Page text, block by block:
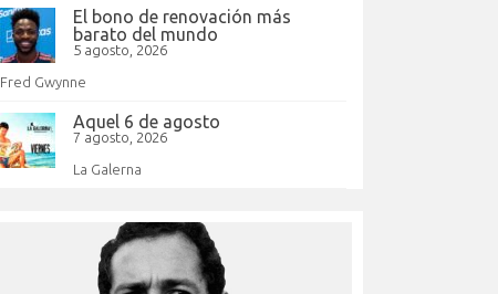
El bono de renovación más
barato del mundo
5 agosto, 2026
Fred Gwynne
Aquel 6 de agosto
7 agosto, 2026
La Galerna